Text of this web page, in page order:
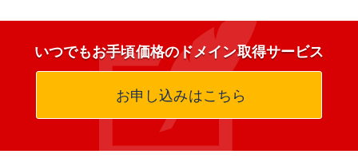
いつでもお手頃価格のドメイン取得サービス
お申し込みはこちら